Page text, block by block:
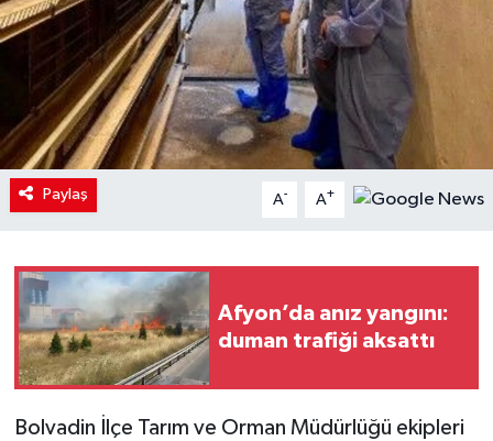
Paylaş A- A+
Afyon’da anız yangını:
duman trafiği aksattı
Bolvadin İlçe Tarım ve Orman Müdürlüğü ekipleri